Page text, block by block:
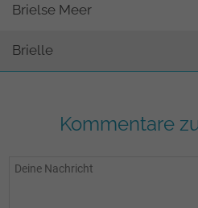
Brielse Meer
Brielle
Kommentare